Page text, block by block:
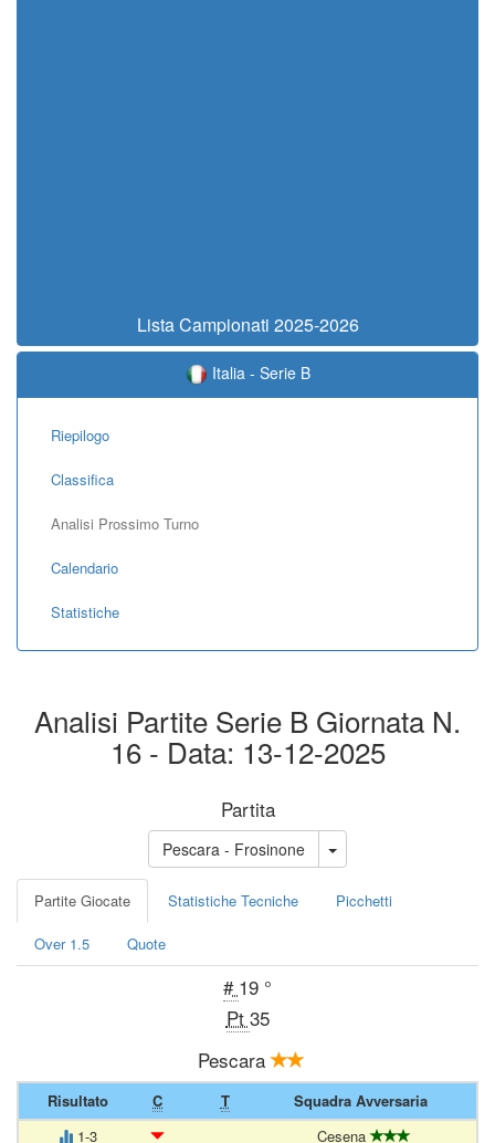
Lista Campionati 2025-2026
Italia - Serie B
Riepilogo
Classifica
Analisi Prossimo Turno
Calendario
Statistiche
Analisi Partite Serie B Giornata N.
16 - Data: 13-12-2025
Partita
Pescara - Frosinone
Partite Giocate Statistiche Tecniche Picchetti
Over 1.5 Quote
# 19 °
Pt 35
Pescara
Risultato C T
Squadra Avversaria
1-3
Cesena